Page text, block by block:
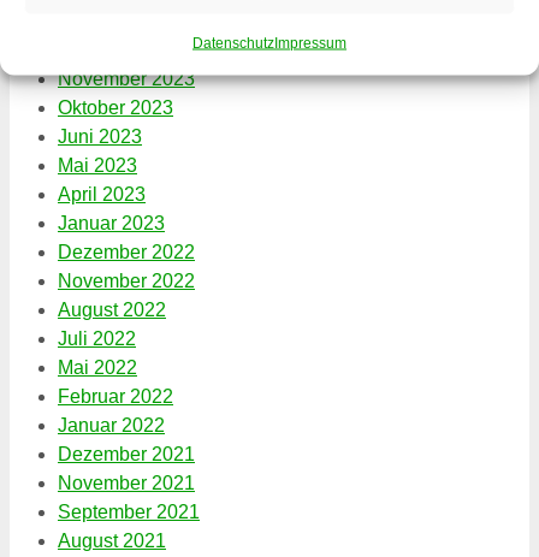
DatenschutzImpressum
November 2023
Oktober 2023
Juni 2023
Mai 2023
April 2023
Januar 2023
Dezember 2022
November 2022
August 2022
Juli 2022
Mai 2022
Februar 2022
Januar 2022
Dezember 2021
November 2021
September 2021
August 2021